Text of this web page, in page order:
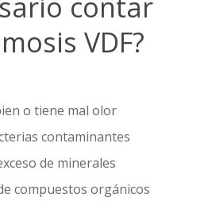
VDF?
o tiene mal olor
contaminantes
de minerales
compuestos orgánicos